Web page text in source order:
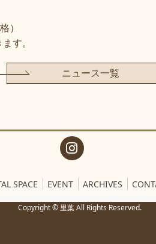
）
す。
ニュース一覧
SPACE EVENT ARCHIVES
Copyright © 里葉 All Rights Reserved.